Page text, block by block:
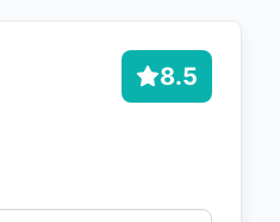
8.5